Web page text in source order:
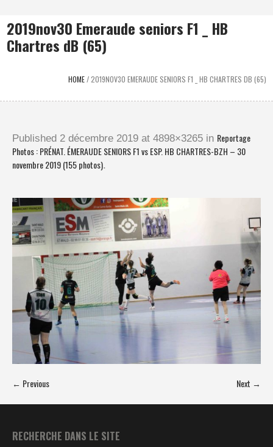
2019nov30 Emeraude seniors F1 _ HB
Chartres dB (65)
HOME/2019NOV30 EMERAUDE SENIORS F1 _ HB CHARTRES DB (65)
Published 2 décembre 2019 at 4898×3265 in Reportage
Photos : PRÉNAT. ÉMERAUDE SENIORS F1 vs ESP. HB CHARTRES-BZH – 30
novembre 2019 (155 photos).
← Previous Next →
RECHERCHE DANS LE SITE